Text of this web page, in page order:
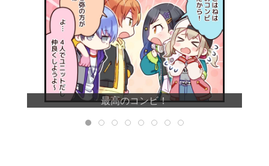
最高のコンビ！